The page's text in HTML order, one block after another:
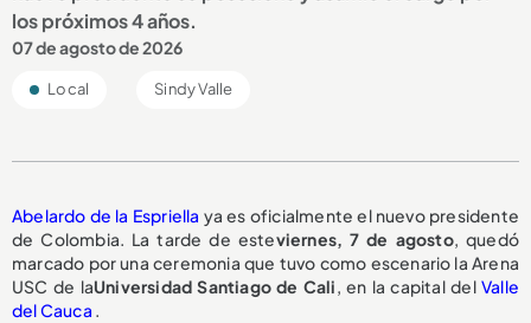
los próximos 4 años.
07 de agosto de 2026
Local Sindy Valle
Abelardo de la Espriella ya es oficialmente el nuevo presidente
de Colombia. La tarde de esteviernes, 7 de agosto, quedó
marcado por una ceremonia que tuvo como escenario la Arena
USC de laUniversidad Santiago de Cali, en la capital del Valle
del Cauca .